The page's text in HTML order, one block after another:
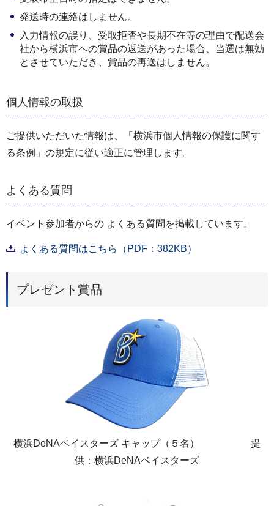
発送時の連絡はしません。
入力情報の誤り、受取拒否や長期不在等の理由で配送会
社から横浜市への賞品の返送があった場合、当選は無効
とさせていただき、賞品の再送はしません。
個人情報の取扱
ご提供いただいた情報は、「横浜市個人情報の保護に関す
る条例」の規定に従い適正に管理します。
よくある質問
イベント参加者からの よくある質問を掲載しています。
よくある質問はこちら（PDF：382KB）
プレゼント賞品
横浜DeNAベイスターズ キャップ（５名） 提
供：横浜DeNAベイスターズ